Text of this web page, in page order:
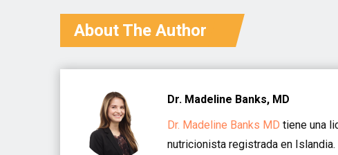
About The Author
Dr. Madeline Banks, MD
Dr. Madeline Banks MD tiene una
nutricionista registrada en